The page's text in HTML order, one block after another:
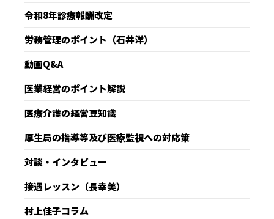
令和8年診療報酬改定
労務管理のポイント（石井洋）
動画Q&A
医業経営のポイント解説
医療介護の経営豆知識
厚生局の指導等及び医療監視への対応策
対談・インタビュー
接遇レッスン（長幸美）
村上佳子コラム